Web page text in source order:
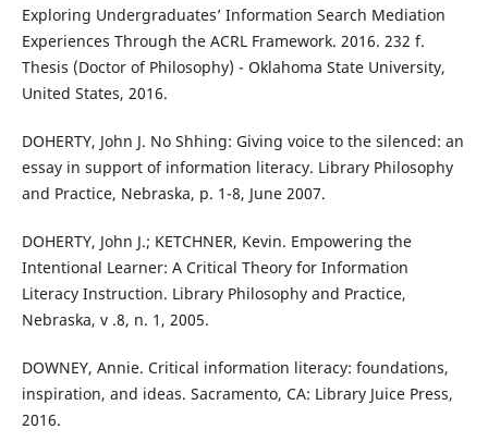
Exploring Undergraduates’ Information Search Mediation
Experiences Through the ACRL Framework. 2016. 232 f.
Thesis (Doctor of Philosophy) - Oklahoma State University,
United States, 2016.
DOHERTY, John J. No Shhing: Giving voice to the silenced: an
essay in support of information literacy. Library Philosophy
and Practice, Nebraska, p. 1-8, June 2007.
DOHERTY, John J.; KETCHNER, Kevin. Empowering the
Intentional Learner: A Critical Theory for Information
Literacy Instruction. Library Philosophy and Practice,
Nebraska, v .8, n. 1, 2005.
DOWNEY, Annie. Critical information literacy: foundations,
inspiration, and ideas. Sacramento, CA: Library Juice Press,
2016.